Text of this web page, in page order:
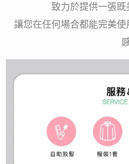
致力於提供一張
讓您在任何場合都能完美